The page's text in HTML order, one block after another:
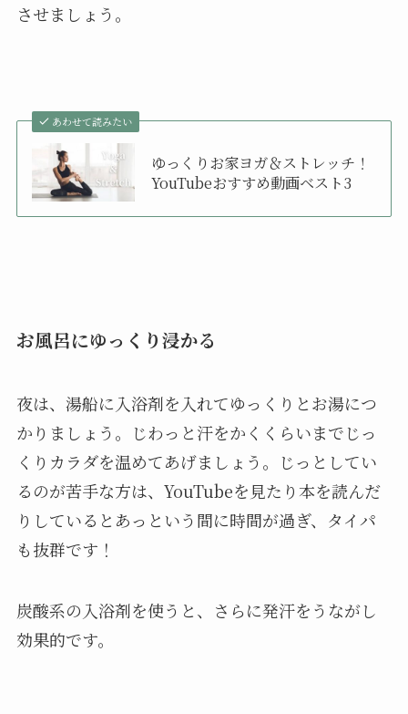
させましょう。
あわせて読みたい
ゆっくりお家ヨガ＆ストレッチ！
YouTubeおすすめ動画ベスト3
お風呂にゆっくり浸かる
夜は、湯船に入浴剤を入れてゆっくりとお湯につ
かりましょう。じわっと汗をかくくらいまでじっ
くりカラダを温めてあげましょう。じっとしてい
るのが苦手な方は、YouTubeを見たり本を読んだ
りしているとあっという間に時間が過ぎ、タイパ
も抜群です！
炭酸系の入浴剤を使うと、さらに発汗をうながし
効果的です。